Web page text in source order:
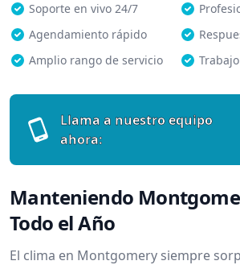
Soporte en vivo 24/7
Agendamiento rápido
Amplio rango de servicio
Llama a nuestro equipo
ahora:
Manteniendo
Todo el Año
El clima en Montgomery siempre